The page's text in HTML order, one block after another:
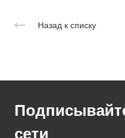
Назад к списку
сети